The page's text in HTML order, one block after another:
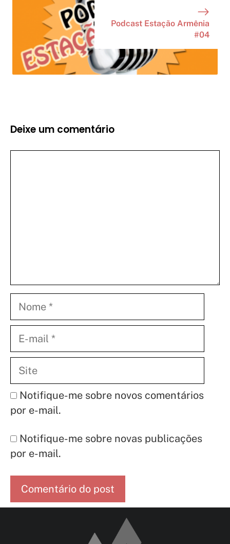
Podcast Estação Armênia
#04
Deixe um comentário
mail
Notifique-me sobre novos comentários
por e-mail.
Notifique-me sobre novas publicações
por e-mail.